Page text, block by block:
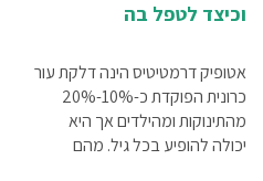
וכיצד לטפל בה
אטופיק דרמטיטיס הינה דלקת עור
כרונית הפוקדת כ-10%-20%
מהתינוקות ומהילדים אך היא
יכולה להופיע בכל גיל. מהם